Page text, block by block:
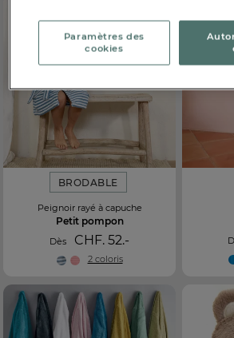
BRODABLE
Peignoir rayé à capuche
Petit pompon
Dès CHF. 52.-
2 coloris
Paramètres des
cookies